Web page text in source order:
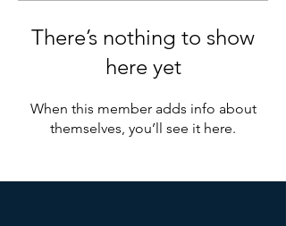
There’s nothing to show
here yet
When this member adds info about
themselves, you’ll see it here.